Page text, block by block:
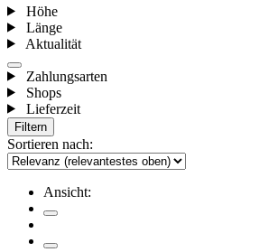
Höhe
Länge
Aktualität
Zahlungsarten
Shops
Lieferzeit
Filtern
Sortieren nach:
Ansicht: